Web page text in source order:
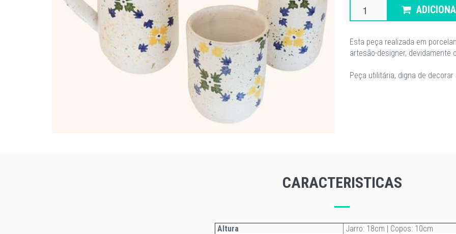
Esta peça realizada em
artesão-designer, devidamente
Peça utilitária, digna de
CARACTERISTICAS
Altura
Jarro: 18cm | Copos: 10cm